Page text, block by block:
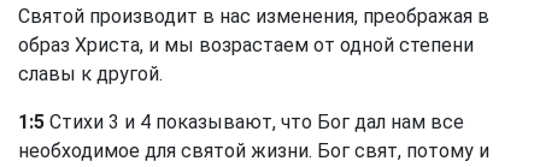
Святой производит в нас изменения, преображая в
образ Христа, и мы возрастаем от одной степени
славы к другой.
1:5 Стихи 3 и 4 показывают, что Бог дал нам все
необходимое для святой жизни. Бог свят, потому и